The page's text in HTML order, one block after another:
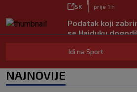
SK prije 1 h
Podatak koji
se Hajduku
SK
|
prije 7 h
ANKETA / Treba li
Idi na Sport
NAJNOVIJE